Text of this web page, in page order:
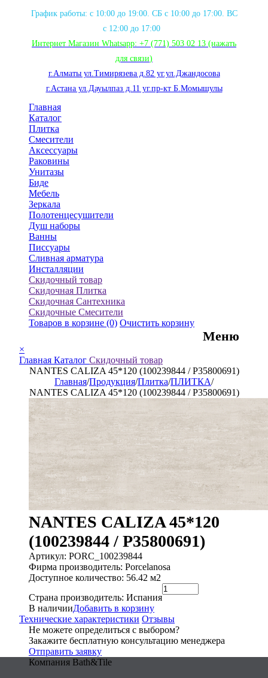
График работы: с 10:00 до 19:00. СБ с 10:00 до 17:00. ВС
с 12:00 до 17:00
Интернет Магазин Whatsapp: +7 (771) 503 02 13 (нажать
для связи)
г.Алматы ул.Тимирязева д.82 уг.ул.Джандосова
г.Астана ул.Дауылпаз д.11 уг.пр-кт Б.Момышулы
Главная
Каталог
Плитка
Смесители
Аксессуары
Раковины
Унитазы
Биде
Мебель
Зеркала
Полотенцесушители
Душ наборы
Ванны
Писсуары
Сливная арматура
Инсталляции
Скидочный товар
Скидочная Плитка
Скидочная Сантехника
Скидочные Смесители
Товаров в корзине (0) Очистить корзину
Меню
×
Главная Каталог Скидочный товар
NANTES CALIZA 45*120 (100239844 / P35800691)
Главная/Продукция/Плитка/ПЛИТКА/
NANTES CALIZA 45*120 (100239844 / P35800691)
NANTES CALIZA 45*120
(100239844 / P35800691)
Артикул: PORC_100239844
Фирма производитель: Porcelanosa
Доступное количество: 56.42 м2
Страна производитель: Испания
В наличииДобавить в корзину
Технические характеристики Отзывы
Не можете определиться с выбором?
Закажите бесплатную консультацию менеджера
Отправить заявку
Компания Bath&Tile